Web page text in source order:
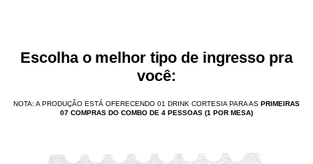
Escolha o melhor tipo de ingresso pra
você:
NOTA: A PRODUÇÃO ESTÁ OFERECENDO 01 DRINK CORTESIA PARA AS PRIMEIRAS
07 COMPRAS DO COMBO DE 4 PESSOAS (1 POR MESA)